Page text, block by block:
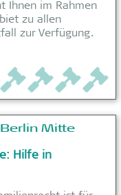
Ihnen im Rahmen
zu allen
zur Verfügung.
Mitte
Hilfe in